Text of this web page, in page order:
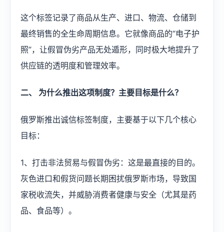
这个标签记录了商品从生产、进口、物流、仓储到
最终销售的全生命周期信息。它就像商品的“电子护
照”，让假冒伪劣产品无处遁形，同时极大地提升了
供应链的透明度和管理效率。
二、 为什么推出这项制度？主要目标是什么？
俄罗斯推出诚信标签制度，主要基于以下几个核心
目标：
1、打击非法贸易与假冒伪劣：这是最直接的目的。
灰色进口和假货问题长期困扰俄罗斯市场，导致国
家税收流失，并威胁消费者健康与安全（尤其是药
品、食品等）。